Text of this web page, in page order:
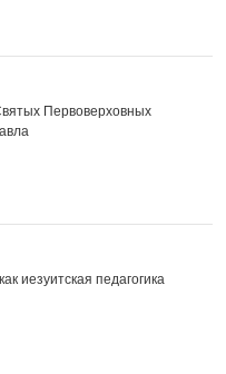
Первоверховных
иезуитская педагогика